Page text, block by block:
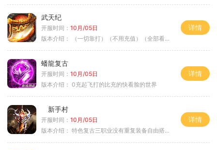
武天纪
开服时间： 10月/05日
版本介绍：
（一切靠打）（不用充值）（全部看脸）
详情
蟠龍复古
开服时间： 10月/05日
版本介绍： 0充起飞打的比充的快看脸的世界
详情
新手村
开服时间： 10月/05日
版本介绍： 特色复古三职业没有重复装备自由搭配私
详情